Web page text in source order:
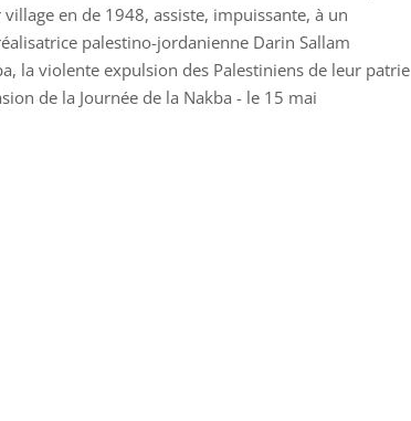
en de 1948, assiste, impuissante, à un
palestino-jordanienne Darin Sallam
la violente expulsion des Palestiniens de leur patrie
de la Journée de la Nakba - le 15 mai